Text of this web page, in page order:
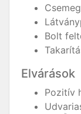
Bolt
Elvárások
Pozitív